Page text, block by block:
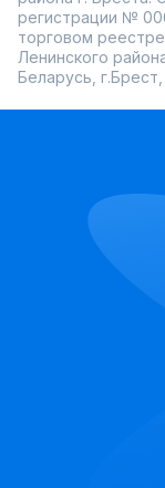
регистрации №
торговом
Ленинского
Беларусь, г.Брест,